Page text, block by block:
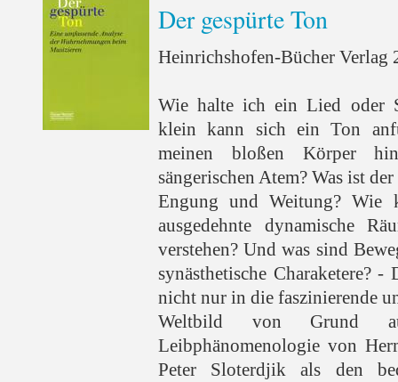
Der gespürte Ton
Heinrichshofen-Bücher Verlag
Wie halte ich ein Lied oder
klein kann sich ein Ton
meinen bloßen Körper
sängerischen Atem? Was ist
Engung und Weitung? Wie
ausgedehnte dynamische
verstehen? Und was sind
synästhetische Charaketere?
nicht nur in die faszinierende
Weltbild von Grund
Leibphänomenologie von
Peter Sloterdjik als den